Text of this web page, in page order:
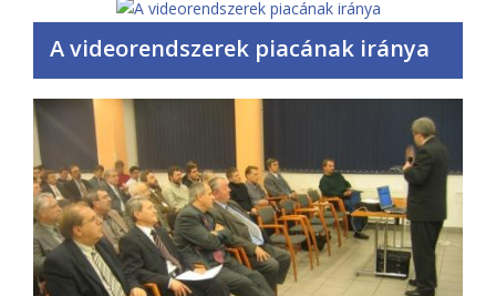
A videorendszerek piacának iránya